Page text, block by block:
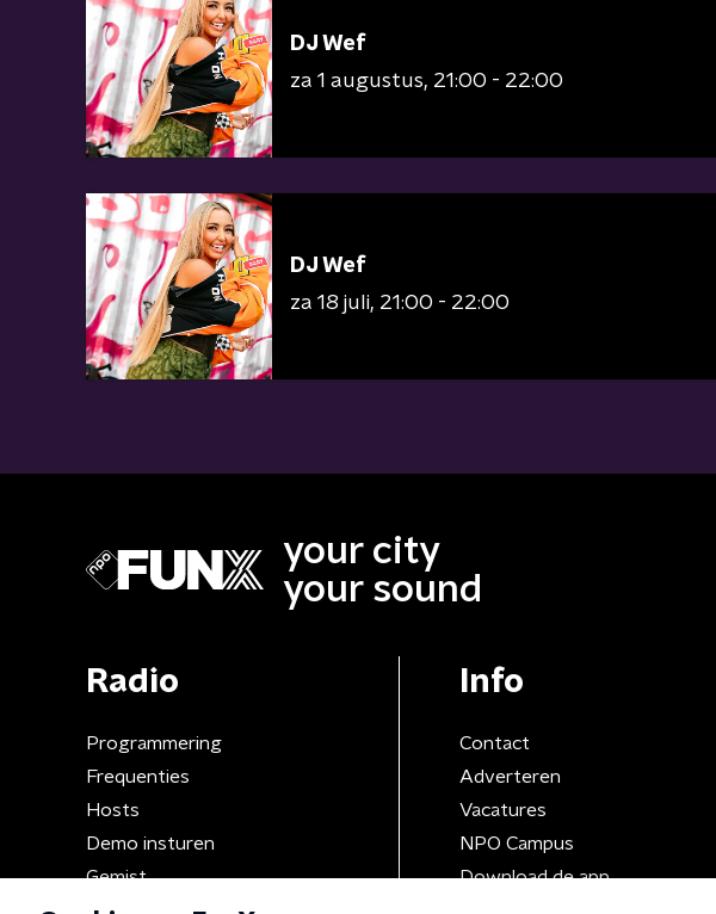
DJ Wef
za 1 augustus 21:00 - 22:00
DJ Wef
za 18 juli 21:00 - 22:00
your city
your sound
Radio
Programmering
Frequenties
Hosts
Demo insturen
Gemist
Info
Contact
Adverteren
Vacatures
NPO Campus
Download de app